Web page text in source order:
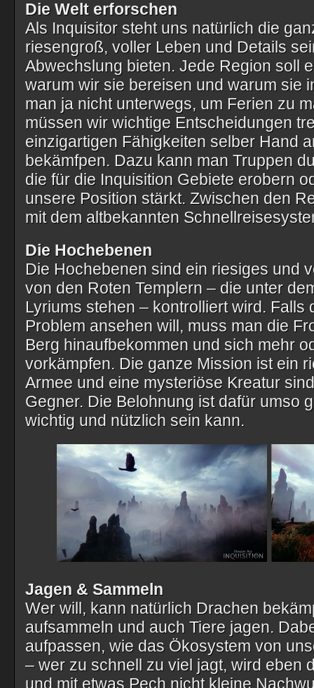
Die Welt erforschen
Als Inquisitor steht uns natürlich die
riesengroß, voller Leben und Details
Abwechslung bieten. Jede Region soll
warum wir sie bereisen und warum sie
man ja nicht unterwegs, um Ferien zu
müssen wir wichtige Entscheidungen
einzigartigen Fähigkeiten selber Hand
bekämfpen. Dazu kann man Truppen
die für die Inquisition Gebiete erobern
unsere Position stärkt. Zwischen den
mit dem altbekannten
Die Hochebenen
Die Hochebenen sind ein riesiges und
von den Roten Templern – die unter
Lyriums stehen – kontrolliert wird. Falls
Problem ansehen will, muss man die
Berg hinaufbekommen und sich mehr
vorkämpfen. Die ganze Mission ist ein
Armee und eine mysteriöse Kreatur
Gegner. Die Belohnung ist dafür umso
wichtig und nützlich sein kann.
Jagen & Sammeln
Wer will, kann natürlich Drachen
aufsammeln und auch Tiere jagen.
aufpassen, wie das Ökosystem von
– wer zu schnell zu viel jagt, wird eben
und mit etwas Pech nicht kleine